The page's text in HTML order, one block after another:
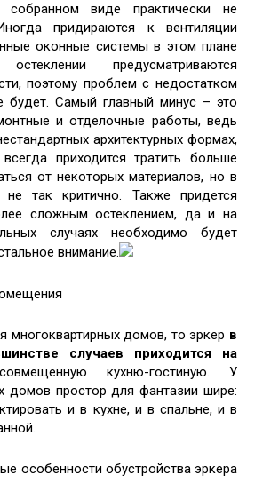
виде практически не
придираются к вентиляции
оконные системы в этом плане
предусматриваются
поэтому проблем с недостатком
будет. Самый главный минус – это
и отделочные работы, ведь
архитектурных формах,
приходится тратить больше
от некоторых материалов, но в
так критично. Также придется
сложным остеклением, да и на
случаях необходимо будет
внимание.
многоквартирных домов, то эркер в
случаев приходится на
кухню-гостиную. У
домов простор для фантазии шире:
и в кухне, и в спальне, и в
особенности обустройства эркера